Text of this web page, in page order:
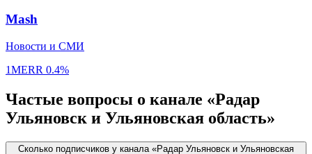
Mash
Новости и СМИ
1MERR 0.4%
Частые вопросы о канале «Радар
Ульяновск и Ульяновская область»
Сколько подписчиков у канала «Радар Ульяновск и Ульяновская